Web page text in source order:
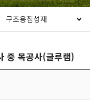
구조용집성재
중 목공사(글루램)